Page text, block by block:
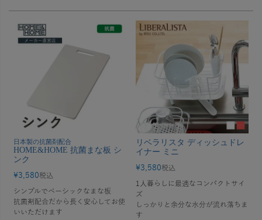
日本製の抗菌剤配合
HOME&HOME 抗菌まな板 シ
ンク
¥3,580税込
シンプルでベーシックなまな板
抗菌剤配合だから長く安心してお使
いいただけます
リベラリスタ ディッシュドレ
イナー ミニ
¥3,580税込
1人暮らしに最適なコンパクトサイ
ズ
しっかりと余分な水分が流れ落ちま
す